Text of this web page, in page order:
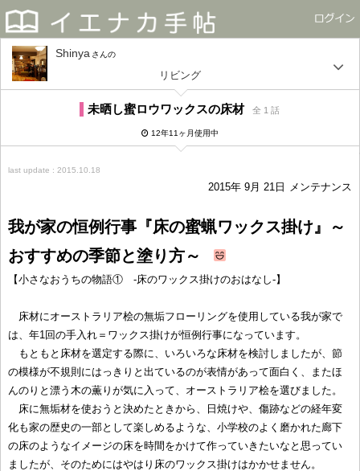
Shinya さん
リビング
未晒し蜜ロウワックスの床材 全 1 話
12年11ヶ月使用中
last update : 2015.10.18
2015年 9月 21日 メンテナンス
我が家の恒例行事『床の蜜蝋ワックス掛け』～
おすすめの季節と塗り方～
【小さなおうちの物語① -床のワックス掛けのおはなし-】
床材にオーストラリア桧の無垢フローリングを使用している我が家で
は、年1回の手入れ＝ワックス掛けが恒例行事になっています。
もともと床材を選定する際に、いろいろな床材を検討しましたが、節
の模様が不規則にはっきりと出ているのが表情があって面白く、またほ
んのりと漂う木の薫りが気に入って、オーストラリア桧を選びました。
床に無垢材を使おうと決めたときから、日焼けや、傷跡などの経年変
化も家の歴史の一部として楽しめるような、小学校のよく磨かれた廊下
の床のようなイメージの床を時間をかけて作っていきたいなと思ってい
ましたが、そのためにはやはり床のワックス掛けはかかせません。